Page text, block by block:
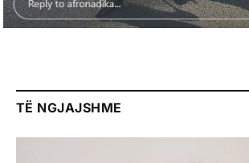
TË NGJAJSHME